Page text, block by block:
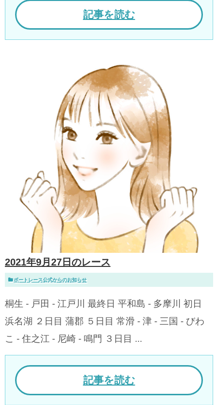
記事を読む
2021年9月27日のレース
ボートレース公式からのお知らせ
桐生 - 戸田 - 江戸川 最終日 平和島 - 多摩川 初日
浜名湖 ２日目 蒲郡 ５日目 常滑 - 津 - 三国 - びわ
こ - 住之江 - 尼崎 - 鳴門 ３日目 ...
記事を読む